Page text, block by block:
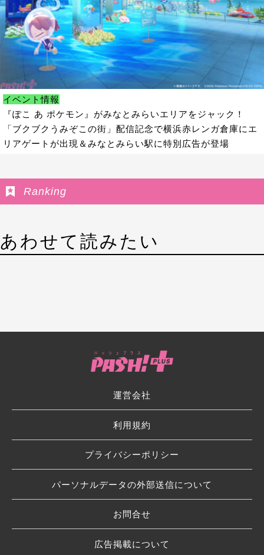
イベント情報
『ぽこ あ ポケモン』がみなとみらいエリアをジャック！
「ブクブクうみぞこの街」配信記念で横浜赤レンガ倉庫にエ
リアゲートが出現＆みなとみらい駅に特別広告が登場
Ranking
あわせて読みたい
運営会社
利用規約
プライバシーポリシー
パーソナルデータの外部送信について
お問合せ
広告掲載について